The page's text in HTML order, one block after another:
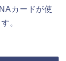
カードが使
。